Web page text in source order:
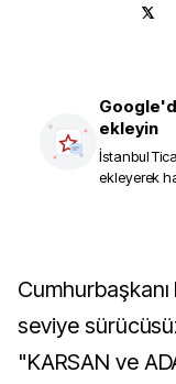
ekleyin
İstanbul
ekleyerek
Cumhurbaşkanı Recep Tayyip Erdoğan, 4'üncü
seviye
"KARSAN ve